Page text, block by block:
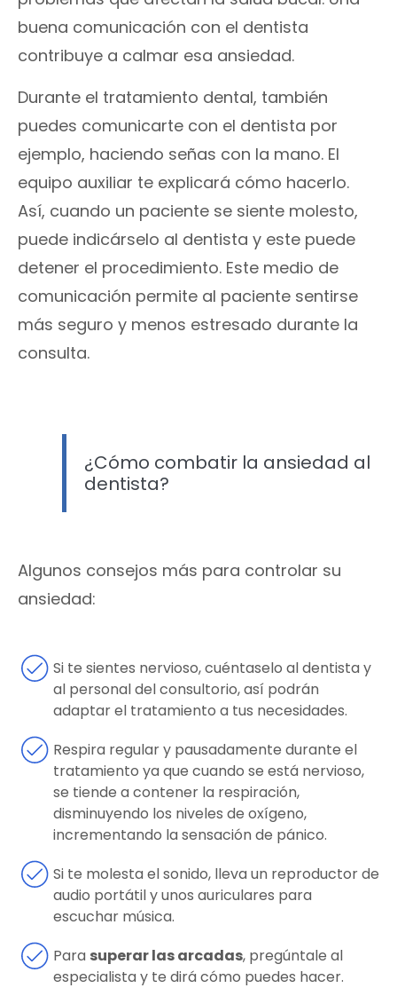
buena comunicación con el dentista
contribuye a calmar esa ansiedad.
Durante el tratamiento dental, también
puedes comunicarte con el dentista por
ejemplo, haciendo señas con la mano. El
equipo auxiliar te explicará cómo hacerlo.
Así, cuando un paciente se siente molesto,
puede indicárselo al dentista y este puede
detener el procedimiento. Este medio de
comunicación permite al paciente sentirse
más seguro y menos estresado durante la
consulta.
¿Cómo combatir la ansiedad al
dentista?
Algunos consejos más para controlar su
ansiedad:
Si te sientes nervioso, cuéntaselo al dentista y
al personal del consultorio, así podrán
adaptar el tratamiento a tus necesidades.
Respira regular y pausadamente durante el
tratamiento ya que cuando se está nervioso,
se tiende a contener la respiración,
disminuyendo los niveles de oxígeno,
incrementando la sensación de pánico.
Si te molesta el sonido, lleva un reproductor de
audio portátil y unos auriculares para
escuchar música.
Para superar las arcadas, pregúntale al
especialista y te dirá cómo puedes hacer.